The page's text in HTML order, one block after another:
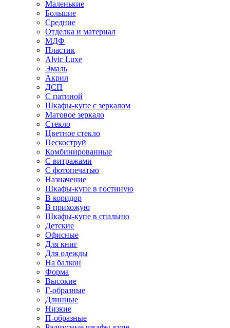
Маленькие
Большие
Средние
Отделка и материал
МДФ
Пластик
Alvic Luxe
Эмаль
Акрил
ДСП
С патиной
Шкафы-купе с зеркалом
Матовое зеркало
Стекло
Цветное стекло
Пескоструй
Комбинированные
С витражами
С фотопечатью
Назначение
Шкафы-купе в гостиную
В коридор
В прихожую
Шкафы-купе в спальню
Детские
Офисные
Для книг
Для одежды
На балкон
Форма
Высокие
Г-образные
Длинные
Низкие
П-образные